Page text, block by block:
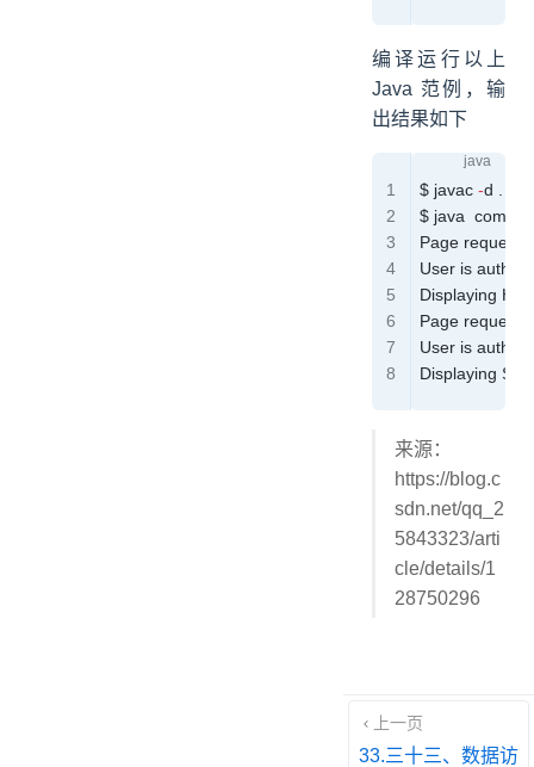
编译运行以上
Java 范例，输
出结果如下
$ javac -d
$ java com
Page
User is
Displaying
Page
User is
Displaying
来源：
https://blog.c
sdn.net/qq_2
5843323/arti
cle/details/1
28750296
上一页
33.三十三、数据访